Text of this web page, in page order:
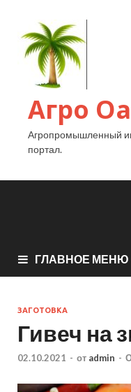
Агро
Агропромышленный
портал.
ГЛАВНОЕ МЕНЮ
ЗАГОТОВКА
Гивеч на
02.10.2021 - от admin -